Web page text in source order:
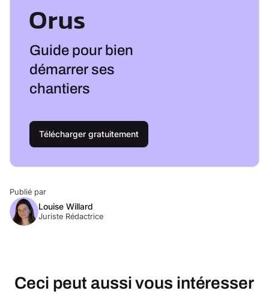
Guide pour bien
démarrer ses
chantiers
Télécharger gratuitement
Publié par
Louise Willard
Juriste Rédactrice
Ceci peut aussi vous intéresser